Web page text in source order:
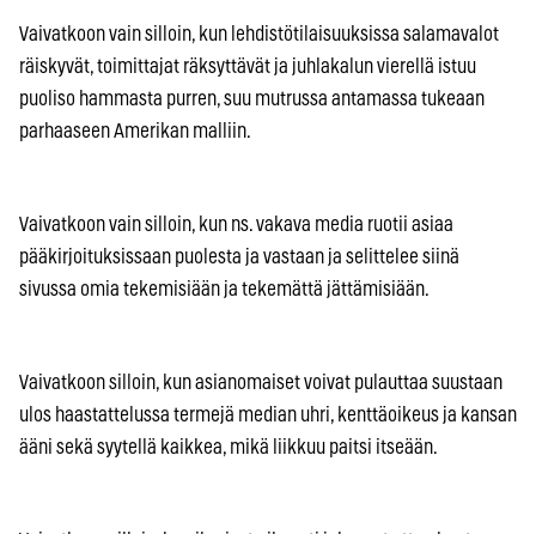
Vaivatkoon vain silloin, kun lehdistötilaisuuksissa salamavalot
räiskyvät, toimittajat räksyttävät ja juhlakalun vierellä istuu
puoliso hammasta purren, suu mutrussa antamassa tukeaan
parhaaseen Amerikan malliin.
Vaivatkoon vain silloin, kun ns. vakava media ruotii asiaa
pääkirjoituksissaan puolesta ja vastaan ja selittelee siinä
sivussa omia tekemisiään ja tekemättä jättämisiään.
Vaivatkoon silloin, kun asianomaiset voivat pulauttaa suustaan
ulos haastattelussa termejä median uhri, kenttäoikeus ja kansan
ääni sekä syytellä kaikkea, mikä liikkuu paitsi itseään.